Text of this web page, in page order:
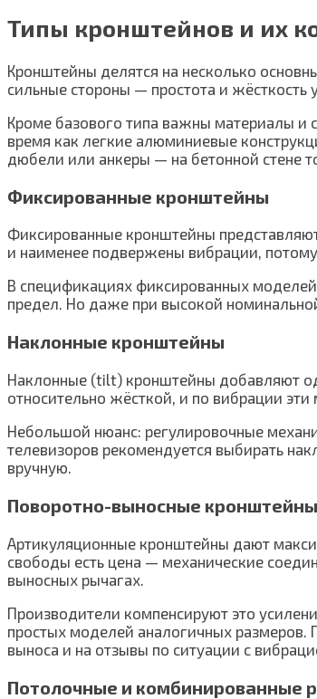
Типы кронштейнов и их
Кронштейны делятся на несколько
сильные стороны — простота и жёсткость
Кроме базового типа важны материалы и
время как легкие алюминиевые
дюбели или анкеры — на бетонной стене
Фиксированные кронштейны
Фиксированные кронштейны
и наименее подвержены вибрации,
В спецификациях фиксированных
предел. Но даже при высокой
Наклонные кронштейны
Наклонные (tilt) кронштейны добавляют
относительно жёсткой, и по вибрации
Небольшой нюанс: регулировочные
телевизоров рекомендуется выбирать
вручную.
Поворотно-выносные
Артикуляционные кронштейны дают
свободы есть цена — механические
выносных рычагах.
Производители компенсируют это
простых моделей аналогичных размеров.
выноса и на отзывы по ситуации с
Потолочные и комбинированные